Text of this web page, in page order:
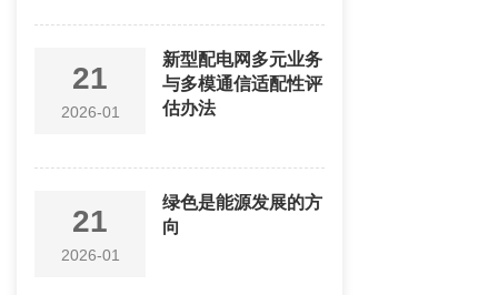
21
2026-01
新型配电网多元业务
与多模通信适配性评
估办法
21
2026-01
绿色是能源发展的方
向